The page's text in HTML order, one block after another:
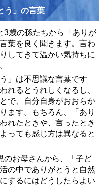
う」の言葉
3歳の孫たちから「ありが
葉を良く聞きます。言わ
してきて温かい気持ちに
」は不思議な言葉です
れるとうれしくなるし、
で、自分自身がおおらか
ます。もちろん、「あり
れたときや、言ったとき
っても感じ方は異なると
のお母さんから、「子ど
の中でありがとうと自然
するにはどうしたらよい